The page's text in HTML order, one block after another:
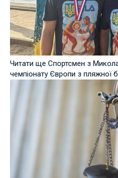
Читати ще Спортсмен з
чемпіонату Європи з пляжної